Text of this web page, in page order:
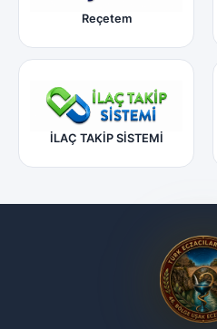
Reçetem
İLAÇ TAKİP SİSTEMİ